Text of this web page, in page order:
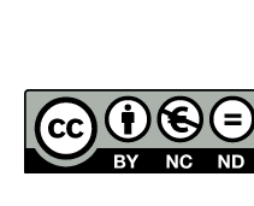
Fussnoten
Lizenz